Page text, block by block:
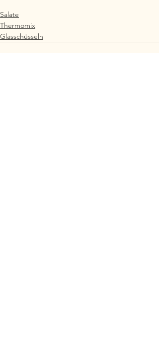
Salate
Thermomix
Glasschüsseln